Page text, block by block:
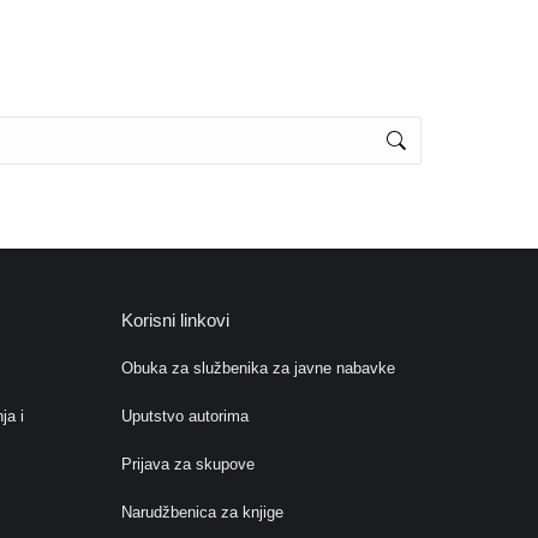
i
Korisni linkovi
Obuka za službenika za javne nabavke
Uputstvo autorima
Prijava za skupove
Narudžbenica za knjige